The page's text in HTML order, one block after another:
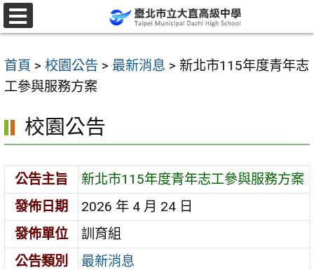
跳
至
要
內
區
首頁 > 校園公告 > 最新消息 > 新北市115年度青年志
工參與服務方案
校園公告
公告主旨
新北市115年度青年志工參與服務方案
發佈日期
2026 年 4 月 24 日
發佈單位
訓育組
公告類別
最新消息
選
單